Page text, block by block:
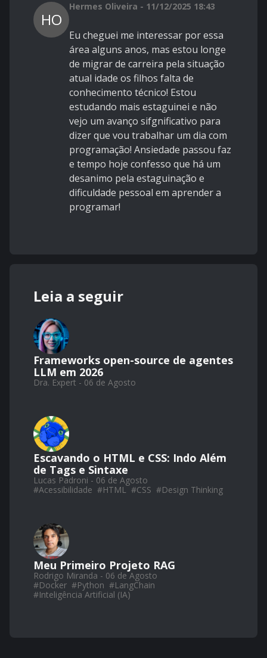
HO
Hermes Oliveira - 11/12/2025 18:43
Eu cheguei me interessar por essa
área alguns anos, mas estou longe
de migrar de carreira pela situação
atual idade os filhos falta de
conhecimento técnico! Estou
estudando mais estaguinei e não
vejo um avanço sifgnificativo para
dizer que vou trabalhar um dia com
programação! Ansiedade passou faz
e tempo hoje confesso que há um
desanimo pela estaguinação e
dificuldade pessoal em aprender a
programar!
Leia a seguir
Frameworks open-source de agentes
LLM em 2026
Dra. Expert - 06 de Agosto
Escavando o HTML e CSS: Indo Além
de Tags e Sintaxe
Lucas Padroni - 06 de Agosto
#Acessibilidade #HTML #CSS #Design Thinking
Meu Primeiro Projeto RAG
Rodrigo Miranda - 06 de Agosto
#Docker #Python #LangChain
#Inteligência Artificial (IA)